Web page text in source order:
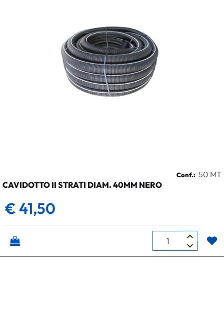
Conf.: 50 MT
CAVIDOTTO II STRATI DIAM. 40MM NERO
€ 41,50
Quantità